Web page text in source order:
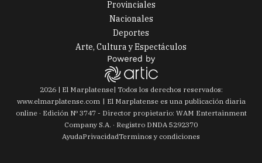
Provinciales
Nacionales
Deportes
Arte, Cultura y Espectáculos
2026| El Marplatense| Todos los derechos reservados:
www.elmarplatense.com
El Marplatense es una publicación diaria
online · Edición Nº 3747- Director propietario: WAM Entertainment
Company S.A. · Registro DNDA 5292370
AyudaPrivacidadTerminos y condiciones